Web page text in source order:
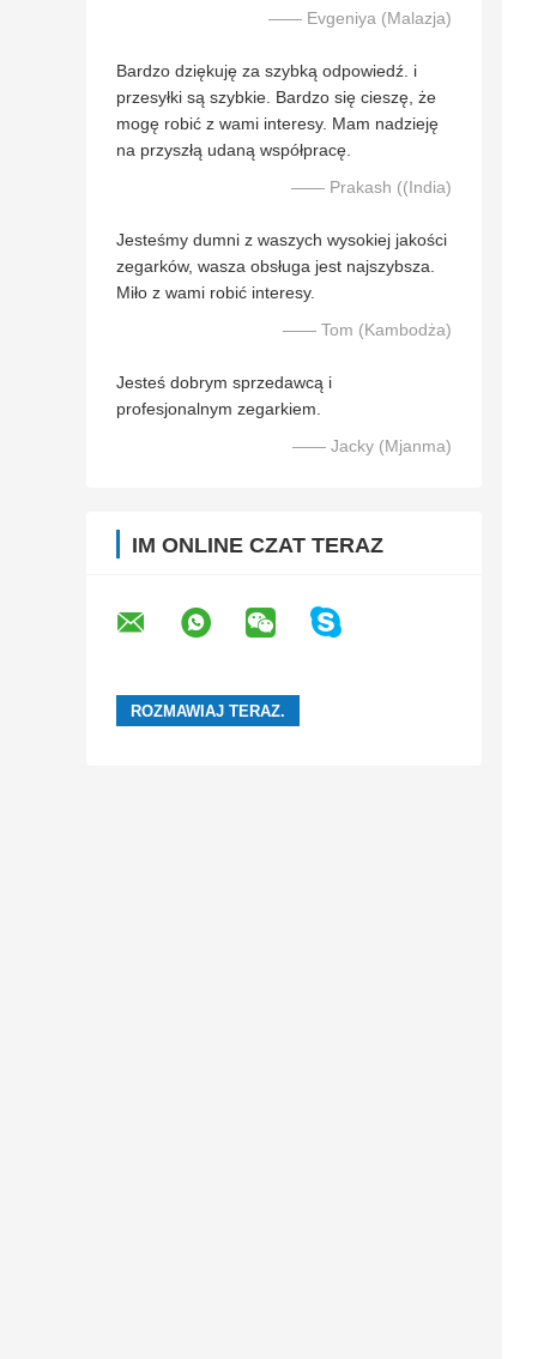
—— Evgeniya (Malazja)
Bardzo dziękuję za szybką odpowiedź. i
przesyłki są szybkie. Bardzo się cieszę, że
mogę robić z wami interesy. Mam nadzieję
na przyszłą udaną współpracę.
—— Prakash ((India)
Jesteśmy dumni z waszych wysokiej jakości
zegarków, wasza obsługa jest najszybsza.
Miło z wami robić interesy.
—— Tom (Kambodża)
Jesteś dobrym sprzedawcą i
profesjonalnym zegarkiem.
—— Jacky (Mjanma)
IM ONLINE CZAT TERAZ